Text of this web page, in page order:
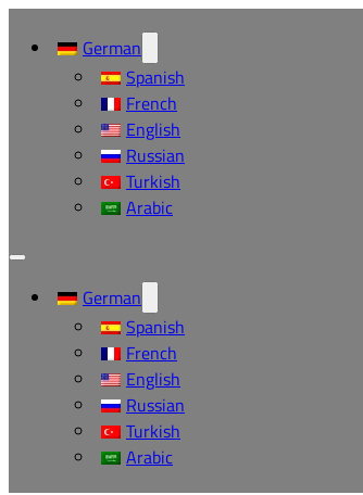
German
Spanish
French
English
Russian
Turkish
Arabic
German
Spanish
French
English
Russian
Turkish
Arabic